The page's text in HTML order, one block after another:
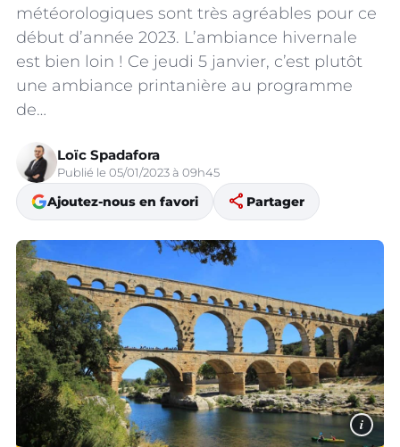
météorologiques sont très agréables pour ce
début d’année 2023. L’ambiance hivernale
est bien loin ! Ce jeudi 5 janvier, c’est plutôt
une ambiance printanière au programme
de…
Loïc Spadafora
Publié le 05/01/2023 à 09h45
Ajoutez-nous en favori share Partager
i